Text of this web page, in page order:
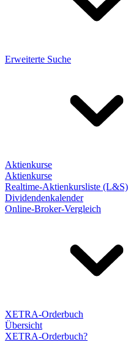
Erweiterte Suche
Aktienkurse
Aktienkurse
Realtime-Aktienkursliste (L&S)
Dividendenkalender
Online-Broker-Vergleich
XETRA-Orderbuch
Übersicht
XETRA-Orderbuch?